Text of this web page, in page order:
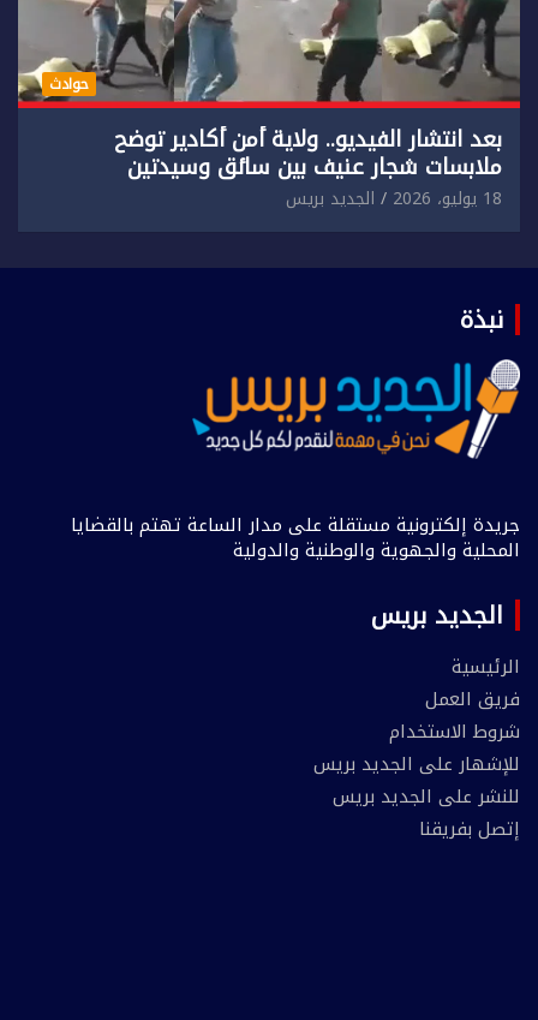
حوادث
بعد انتشار الفيديو.. ولاية أمن أكادير توضح
ملابسات شجار عنيف بين سائق وسيدتين
18 يوليو، 2026 الجديد بريس
نبذة
جريدة إلكترونية مستقلة على مدار الساعة تهتم بالقضايا
المحلية والجهوية والوطنية والدولية
الجديد بريس
الرئيسية
فريق العمل
شروط الاستخدام
للإشهار على الجديد بريس
للنشر على الجديد بريس
إتصل بفريقنا